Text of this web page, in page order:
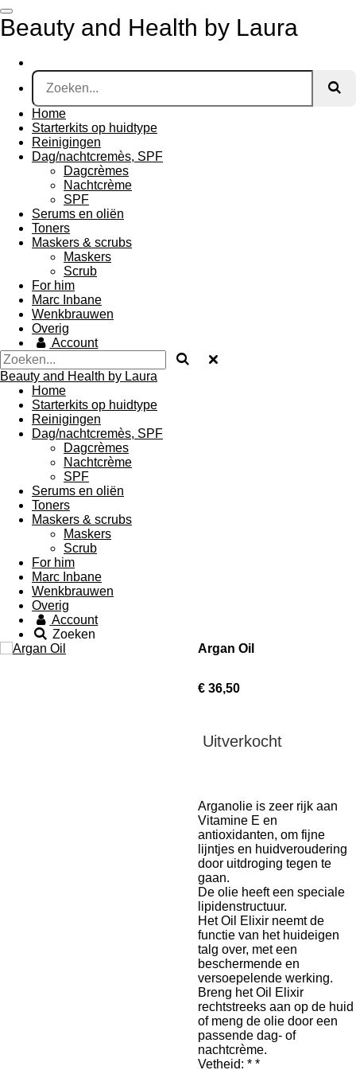
Ga
direct
hoofdinhoud
Beauty and Health by Laura
Home
Starterkits op huidtype
Reinigingen
Dag/nachtcremès, SPF
Dagcrèmes
Nachtcrème
SPF
Serums en oliën
Toners
Maskers & scrubs
Maskers
Scrub
For him
Marc Inbane
Wenkbrauwen
Overig
Account
Beauty and Health by Laura
Home
Starterkits op huidtype
Reinigingen
Dag/nachtcremès, SPF
Dagcrèmes
Nachtcrème
SPF
Serums en oliën
Toners
Maskers & scrubs
Maskers
Scrub
For him
Marc Inbane
Wenkbrauwen
Overig
Account
Zoeken
Argan Oil
€ 36,50
Uitverkocht
Arganolie is zeer rijk aan
Vitamine E en
antioxidanten, om fijne
lijntjes en huidveroudering
door uitdroging tegen te
gaan.
De olie heeft een speciale
lipidenstructuur.
Het Oil Elixir neemt de
functie van het huideigen
talg over, met een
beschermende en
versoepelende werking.
Breng het Oil Elixir
rechtstreeks aan op de huid
of meng de olie door een
passende dag- of
nachtcrème.
Vetheid: * *